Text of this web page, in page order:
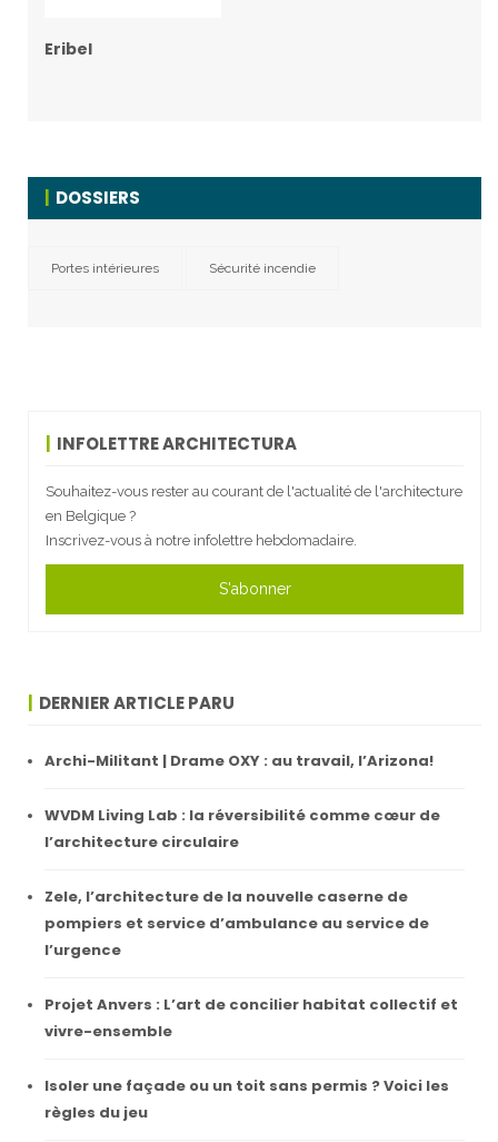
Eribel
DOSSIERS
Portes intérieures Sécurité incendie
INFOLETTRE ARCHITECTURA
Souhaitez-vous rester au courant de l'actualité de l'architecture
en Belgique ?
Inscrivez-vous à notre infolettre hebdomadaire.
S'abonner
DERNIER ARTICLE PARU
Archi-Militant | Drame OXY : au travail, l’Arizona!
WVDM Living Lab : la réversibilité comme cœur de
l’architecture circulaire
Zele, l’architecture de la nouvelle caserne de
pompiers et service d’ambulance au service de
l’urgence
Projet Anvers : L’art de concilier habitat collectif et
vivre-ensemble
Isoler une façade ou un toit sans permis ? Voici les
règles du jeu